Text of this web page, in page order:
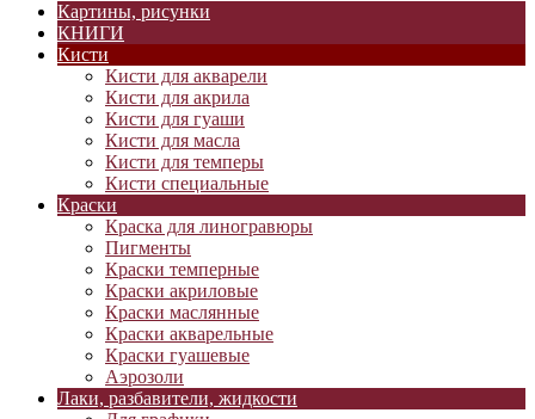
Картины, рисунки
КНИГИ
Кисти
Кисти для акварели
Кисти для акрила
Кисти для гуаши
Кисти для масла
Кисти для темперы
Кисти специальные
Краски
Краска для линогравюры
Пигменты
Краски темперные
Краски акриловые
Краски маслянные
Краски акварельные
Краски гуашевые
Аэрозоли
Лаки, разбавители, жидкости